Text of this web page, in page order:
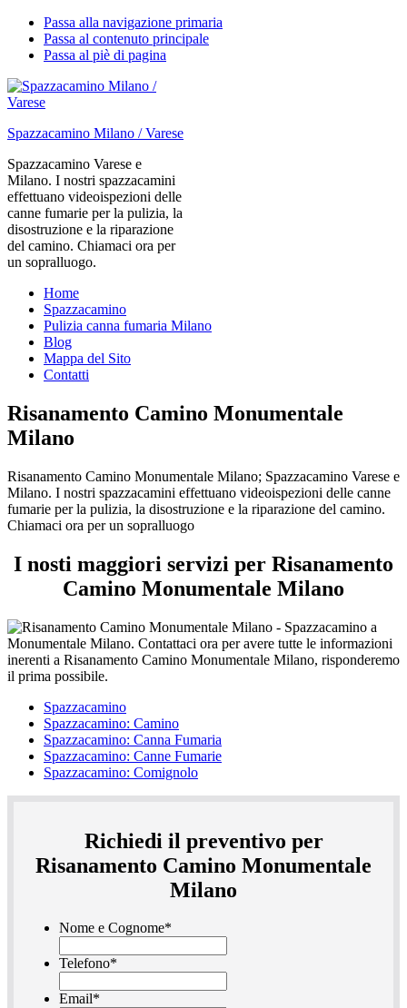
Passa alla navigazione primaria
Passa al contenuto principale
Passa al piè di pagina
Spazzacamino Milano / Varese
Spazzacamino Varese e
Milano. I nostri spazzacamini
effettuano videoispezioni delle
canne fumarie per la pulizia, la
disostruzione e la riparazione
del camino. Chiamaci ora per
un sopralluogo.
Home
Spazzacamino
Pulizia canna fumaria Milano
Blog
Mappa del Sito
Contatti
Risanamento Camino Monumentale
Milano
Risanamento Camino Monumentale Milano; Spazzacamino Varese e
Milano. I nostri spazzacamini effettuano videoispezioni delle canne
fumarie per la pulizia, la disostruzione e la riparazione del camino.
Chiamaci ora per un sopralluogo
I nosti maggiori servizi per Risanamento
Camino Monumentale Milano
Spazzacamino
Spazzacamino: Camino
Spazzacamino: Canna Fumaria
Spazzacamino: Canne Fumarie
Spazzacamino: Comignolo
Richiedi il preventivo per
Risanamento Camino Monumentale
Milano
Nome e Cognome*
Telefono*
Email*